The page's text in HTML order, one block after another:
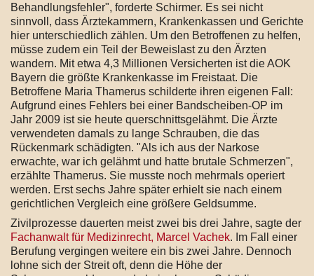
Behandlungsfehler", forderte Schirmer. Es sei nicht
sinnvoll, dass Ärztekammern, Krankenkassen und Gerichte
hier unterschiedlich zählen. Um den Betroffenen zu helfen,
müsse zudem ein Teil der Beweislast zu den Ärzten
wandern. Mit etwa 4,3 Millionen Versicherten ist die AOK
Bayern die größte Krankenkasse im Freistaat. Die
Betroffene Maria Thamerus schilderte ihren eigenen Fall:
Aufgrund eines Fehlers bei einer Bandscheiben-OP im
Jahr 2009 ist sie heute querschnittsgelähmt. Die Ärzte
verwendeten damals zu lange Schrauben, die das
Rückenmark schädigten. "Als ich aus der Narkose
erwachte, war ich gelähmt und hatte brutale Schmerzen",
erzählte Thamerus. Sie musste noch mehrmals operiert
werden. Erst sechs Jahre später erhielt sie nach einem
gerichtlichen Vergleich eine größere Geldsumme.
Zivilprozesse dauerten meist zwei bis drei Jahre, sagte der
Fachanwalt für Medizinrecht, Marcel Vachek. Im Fall einer
Berufung vergingen weitere ein bis zwei Jahre. Dennoch
lohne sich der Streit oft, denn die Höhe der